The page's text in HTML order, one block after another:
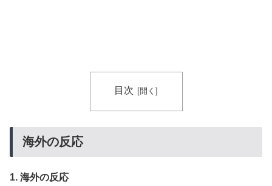
目次
海外の反応
1. 海外の反応